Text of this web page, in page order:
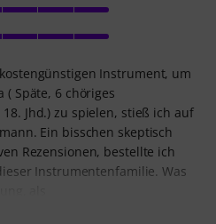
Instrument, um
Späte, 6 chöriges
Jhd.) zu spielen, stieß ich auf
Ein bisschen skeptisch
Rezensionen, bestellte ich
Instrumentenfamilie. Was